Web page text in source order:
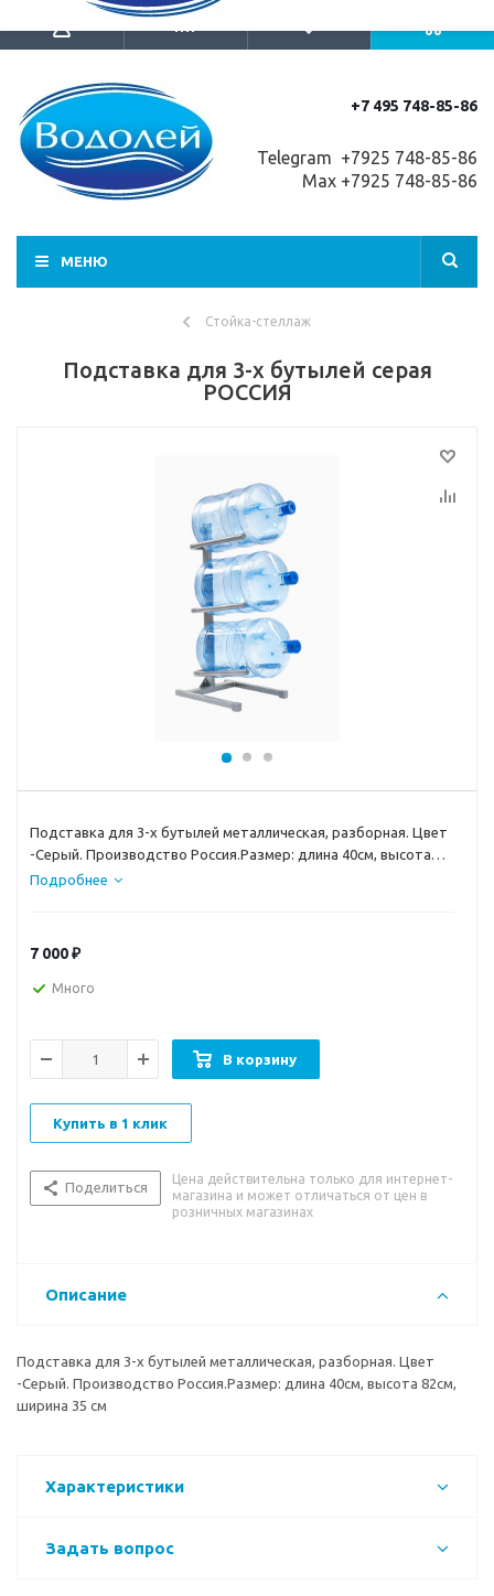
+7 495 748-85-86
Telegram +7925 748-85-86
Max +7925 748-85-86
МЕНЮ
Стойка-стеллаж
Подставка для 3-х бутылей серая
РОССИЯ
Подставка для 3-х бутылей металлическая, разборная. Цвет
-Серый. Производство Россия.Размер: длина 40см, высота
82см, ширина 35 см
Подробнее
7 000₽
Много
В корзину
Купить в 1 клик
Поделиться
Цена действительна только для интернет-
магазина и может отличаться от цен в
розничных магазинах
Описание
Подставка для 3-х бутылей металлическая, разборная. Цвет
-Серый. Производство Россия.Размер: длина 40см, высота 82см,
ширина 35 см
Характеристики
Задать вопрос